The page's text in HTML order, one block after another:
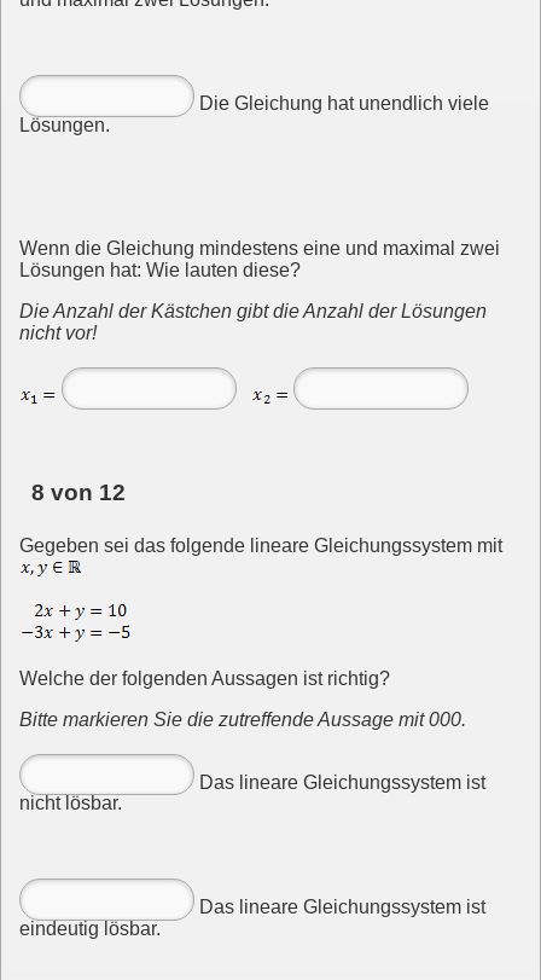
Die Gleichung hat unendlich viele
Lösungen.
Wenn die Gleichung mindestens eine und maximal zwei
Lösungen hat: Wie lauten diese?
Die Anzahl der Kästchen gibt die Anzahl der Lösungen
nicht vor!
8 von 12
Gegeben sei das folgende lineare Gleichungssystem mit
Welche der folgenden Aussagen ist richtig?
Bitte markieren Sie die zutreffende Aussage mit 000.
Das lineare Gleichungssystem ist
nicht lösbar.
Das lineare Gleichungssystem ist
eindeutig lösbar.